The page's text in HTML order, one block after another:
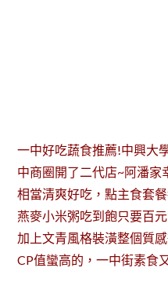
一中好吃蔬食推薦!中興大
中商圈開了二代店~阿潘
相當清爽好吃，點主食套
燕麥小米粥吃到飽只要百
加上文青風格裝潢整個質
CP值蠻高的，一中街素食